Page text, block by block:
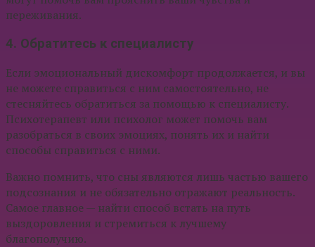
переживания.
4. Обратитесь к специалисту
Если эмоциональный дискомфорт продолжается, и вы
не можете справиться с ним самостоятельно, не
стесняйтесь обратиться за помощью к специалисту.
Психотерапевт или психолог может помочь вам
разобраться в своих эмоциях, понять их и найти
способы справиться с ними.
Важно помнить, что сны являются лишь частью вашего
подсознания и не обязательно отражают реальность.
Самое главное — найти способ встать на путь
выздоровления и стремиться к лучшему
благополучию.